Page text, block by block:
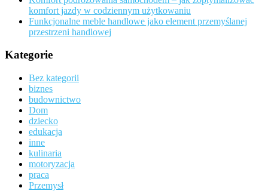
komfort jazdy w codziennym użytkowaniu
Funkcjonalne meble handlowe jako element przemyślanej
przestrzeni handlowej
Kategorie
Bez kategorii
biznes
budownictwo
Dom
dziecko
edukacja
inne
kulinaria
motoryzacja
praca
Przemysł